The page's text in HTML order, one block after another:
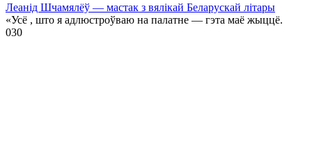
Леанід Шчамялёў — мастак з вялікай Беларускай літары
«Усё , што я адлюстроўваю на палатне — гэта маё жыццё.
030